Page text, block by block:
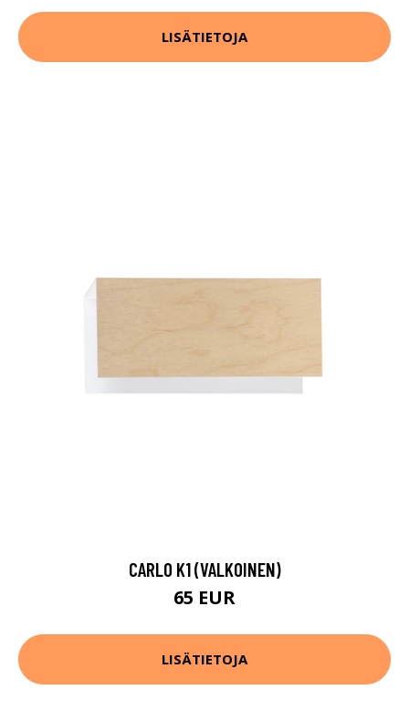
LISÄTIETOJA
CARLO K1 (VALKOINEN)
65 EUR
LISÄTIETOJA